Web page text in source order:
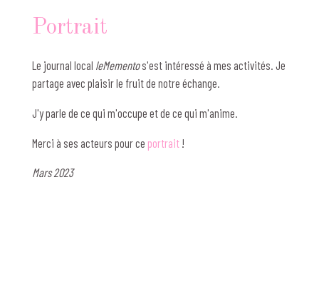
Portrait
Le journal local leMementos'est intéressé à mes activités. Je
partage avec plaisir le fruit de notre échange.
J'y parle de ce qui m'occupe et de ce qui m'anime.
Merci à ses acteurs pour ce portrait!
Mars 2023